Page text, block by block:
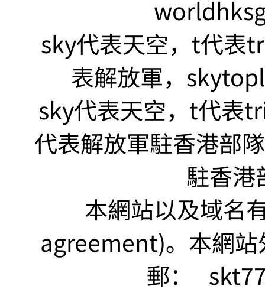
sky代表天空，t代表
表解放軍，
sky代表天空，t代表
代表解放軍駐香港部
駐香港
本網站以及域名
agreement)。本網
郵：